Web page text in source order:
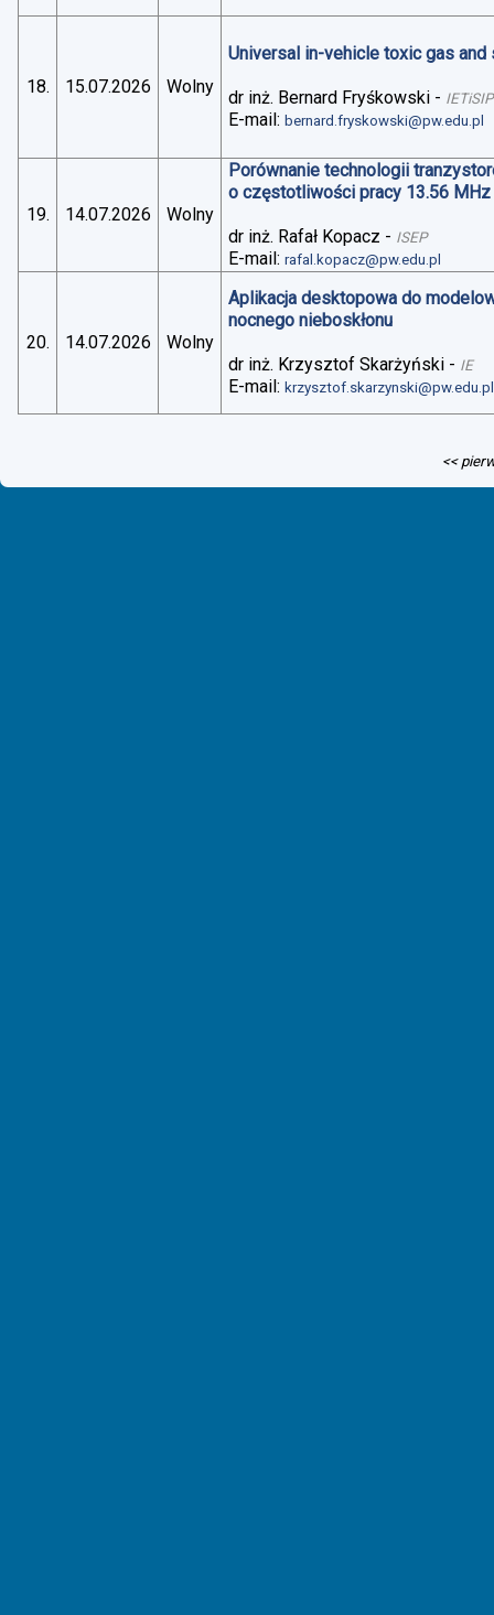
18. 15.07.2026 Wolny
Universal in-vehicle toxic gas
dr inż. Bernard Fryśkowski - IETiSIP
E-mail:bernard.fryskowski@pw.edu.pl
19. 14.07.2026 Wolny
Porównanie technologii
o częstotliwości pracy 13.56 MHz
dr inż. Rafał Kopacz - ISEP
E-mail:rafal.kopacz@pw.edu.pl
20. 14.07.2026 Wolny
Aplikacja desktopowa do
nocnego nieboskłonu
dr inż. Krzysztof Skarżyński - IE
E-mail:krzysztof.skarzynski@pw.edu.pl
<<